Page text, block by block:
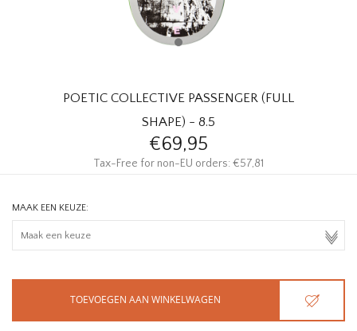
POETIC COLLECTIVE PASSENGER (FULL
SHAPE) - 8.5
€69,95
Tax-Free for non-EU orders: €57,81
MAAK EEN KEUZE:
TOEVOEGEN AAN WINKELWAGEN